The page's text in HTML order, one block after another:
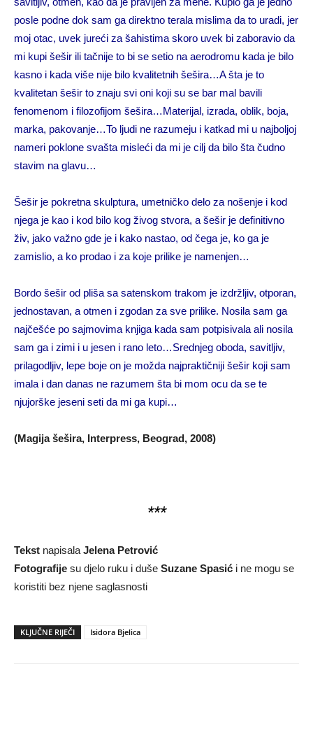
posle podne dok sam ga direktno terala mislima da to uradi, jer
moj otac, uvek jureći za šahistima skoro uvek bi zaboravio da
mi kupi šešir ili tačnije to bi se setio na aerodromu kada je bilo
kasno i kada više nije bilo kvalitetnih šešira…A šta je to
kvalitetan šešir to znaju svi oni koji su se bar mal bavili
fenomenom i filozofijom šešira…Materijal, izrada, oblik, boja,
marka, pakovanje…To ljudi ne razumeju i katkad mi u najboljoj
nameri poklone svašta misleći da mi je cilj da bilo šta čudno
stavim na glavu…
Šešir je pokretna skulptura, umetničko delo za nošenje i kod
njega je kao i kod bilo kog živog stvora, a šešir je definitivno
živ, jako važno gde je i kako nastao, od čega je, ko ga je
zamislio, a ko prodao i za koje prilike je namenjen…
Bordo šešir od pliša sa satenskom trakom je izdržljiv, otporan,
jednostavan, a otmen i zgodan za sve prilike. Nosila sam ga
najčešće po sajmovima knjiga kada sam potpisivala ali nosila
sam ga i zimi i u jesen i rano leto…Srednjeg oboda, savitljiv,
prilagodljiv, lepe boje on je možda najpraktičniji šešir koji sam
imala i dan danas ne razumem šta bi mom ocu da se te
njujorške jeseni seti da mi ga kupi…
(Magija šešira, Interpress, Beograd, 2008)
***
Tekst napisala Jelena Petrović
Fotografije su djelo ruku i duše Suzane Spasić i ne mogu se
koristiti bez njene saglasnosti
KLJUČNE RIJEČI Isidora Bjelica